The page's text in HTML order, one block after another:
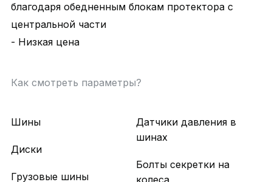
благодаря обедненным блокам протектора с
центральной части
- Низкая цена
Как смотреть параметры?
Шины
Диски
Грузовые шины
Датчики давления в
шинах
Болты секретки на